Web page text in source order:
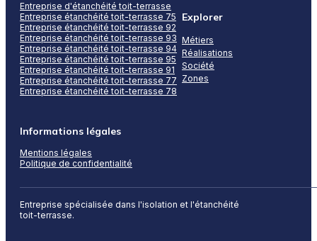
Entreprise spécialisée dans l'isolation et l'étanchéité
toit-terrasse.
Entreprise d'étanchéité toit-terrasse
Entreprise étanchéité toit-terrasse 75
Entreprise étanchéité toit-terrasse 92
Entreprise étanchéité toit-terrasse 93
Entreprise étanchéité toit-terrasse 94
Entreprise étanchéité toit-terrasse 95
Entreprise étanchéité toit-terrasse 91
Entreprise étanchéité toit-terrasse 77
Entreprise étanchéité toit-terrasse 78
Explorer
Métiers
Réalisations
Société
Zones
Informations légales
Mentions légales
Politique de confidentialité